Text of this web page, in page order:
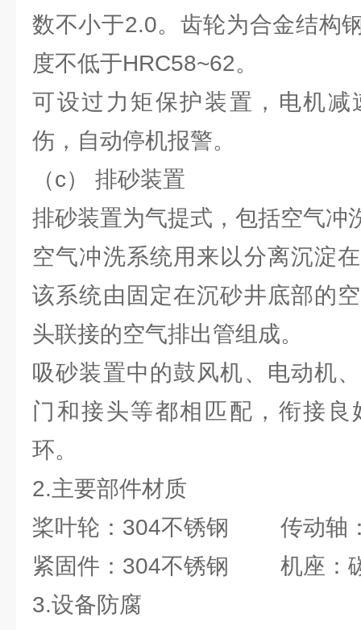
数不小于2.0。齿轮为合金结构
度不低于HRC58~62。
可设过力矩保护装置，电机减
伤，自动停机报警。
（c） 排砂装置
排砂装置为气提式，包括空气冲
空气冲洗系统用来以分离沉淀
该系统由固定在沉砂井底部的
头联接的空气排出管组成。
吸砂装置中的鼓风机、电动机
门和接头等都相匹配，衔接
环。
2.主要部件材质
桨叶轮：304不锈钢 传动轴
紧固件：304不锈钢 机座：
3.设备防腐